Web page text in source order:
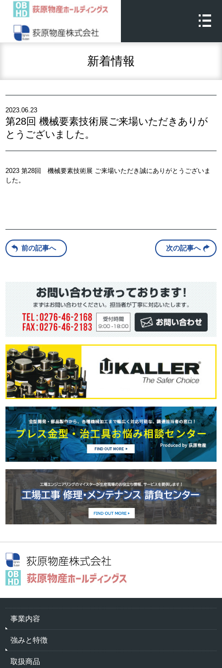
新着情報
2023.06.23
第28回 機械要素技術展ご来場いただきありが
とうございました。
2023 第28回 機械要素技術展 ご来場いただき誠にありがとうございま
した。
前の記事へ 次の記事へ
事業内容
強みと特徴
取扱商品